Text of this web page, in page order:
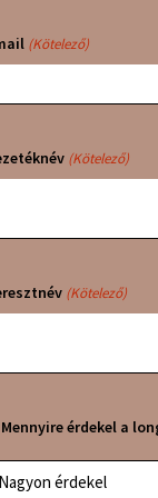
(Kötelező)
(Kötelező)
(Kötelező)
Mennyire érdekel a
Nagyon érdekel